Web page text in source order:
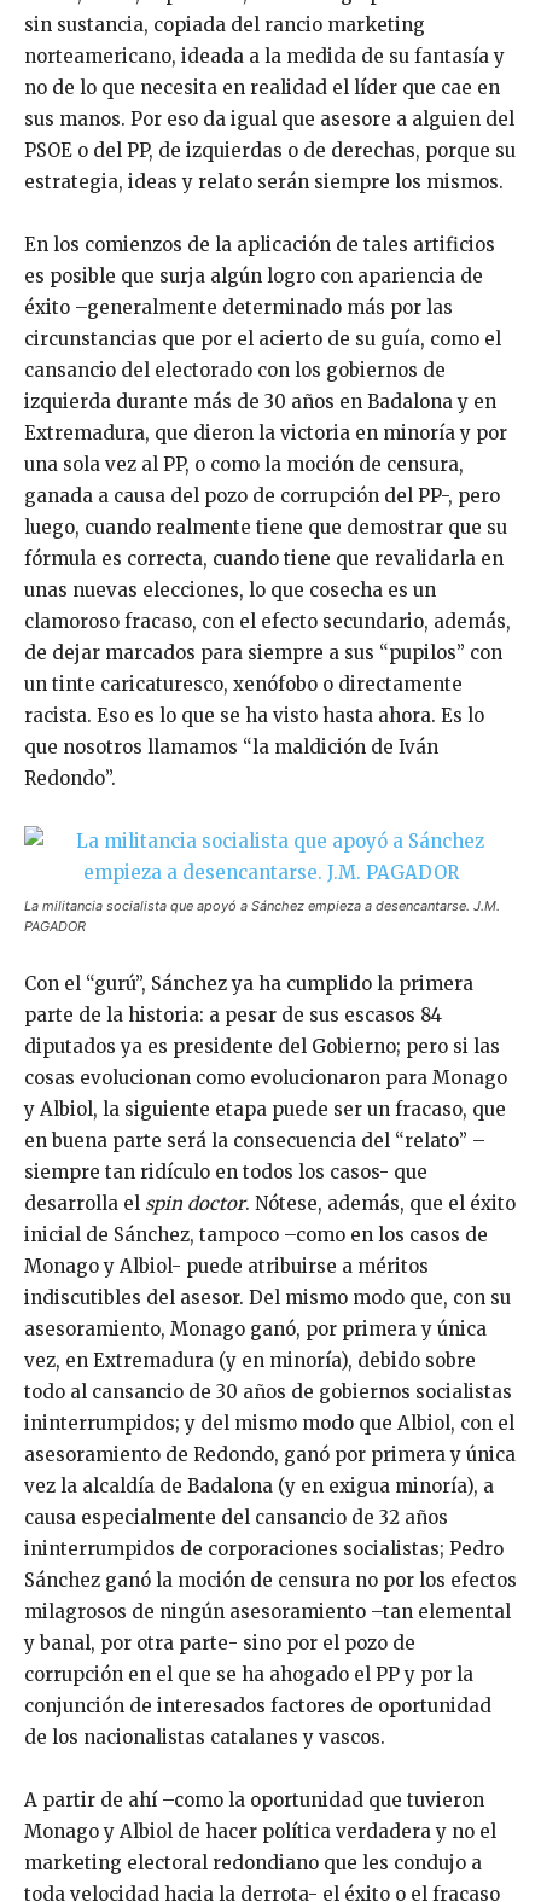
sin sustancia, copiada del rancio marketing
norteamericano, ideada a la medida de su fantasía y
no de lo que necesita en realidad el líder que cae en
sus manos. Por eso da igual que asesore a alguien del
PSOE o del PP, de izquierdas o de derechas, porque su
estrategia, ideas y relato serán siempre los mismos.
En los comienzos de la aplicación de tales artificios
es posible que surja algún logro con apariencia de
éxito –generalmente determinado más por las
circunstancias que por el acierto de su guía, como el
cansancio del electorado con los gobiernos de
izquierda durante más de 30 años en Badalona y en
Extremadura, que dieron la victoria en minoría y por
una sola vez al PP, o como la moción de censura,
ganada a causa del pozo de corrupción del PP-, pero
luego, cuando realmente tiene que demostrar que su
fórmula es correcta, cuando tiene que revalidarla en
unas nuevas elecciones, lo que cosecha es un
clamoroso fracaso, con el efecto secundario, además,
de dejar marcados para siempre a sus “pupilos” con
un tinte caricaturesco, xenófobo o directamente
racista. Eso es lo que se ha visto hasta ahora. Es lo
que nosotros llamamos “la maldición de Iván
Redondo”.
La militancia socialista que apoyó a Sánchez empieza a desencantarse. J.M.
PAGADOR
Con el “gurú”, Sánchez ya ha cumplido la primera
parte de la historia: a pesar de sus escasos 84
diputados ya es presidente del Gobierno; pero si las
cosas evolucionan como evolucionaron para Monago
y Albiol, la siguiente etapa puede ser un fracaso, que
en buena parte será la consecuencia del “relato” –
siempre tan ridículo en todos los casos- que
desarrolla el spin doctor. Nótese, además, que el éxito
inicial de Sánchez, tampoco –como en los casos de
Monago y Albiol- puede atribuirse a méritos
indiscutibles del asesor. Del mismo modo que, con su
asesoramiento, Monago ganó, por primera y única
vez, en Extremadura (y en minoría), debido sobre
todo al cansancio de 30 años de gobiernos socialistas
ininterrumpidos; y del mismo modo que Albiol, con el
asesoramiento de Redondo, ganó por primera y única
vez la alcaldía de Badalona (y en exigua minoría), a
causa especialmente del cansancio de 32 años
ininterrumpidos de corporaciones socialistas; Pedro
Sánchez ganó la moción de censura no por los efectos
milagrosos de ningún asesoramiento –tan elemental
y banal, por otra parte- sino por el pozo de
corrupción en el que se ha ahogado el PP y por la
conjunción de interesados factores de oportunidad
de los nacionalistas catalanes y vascos.
A partir de ahí –como la oportunidad que tuvieron
Monago y Albiol de hacer política verdadera y no el
marketing electoral redondiano que les condujo a
toda velocidad hacia la derrota- el éxito o el fracaso